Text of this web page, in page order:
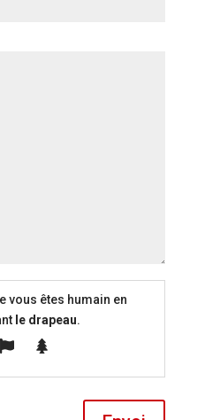
vous êtes humain en
le drapeau.